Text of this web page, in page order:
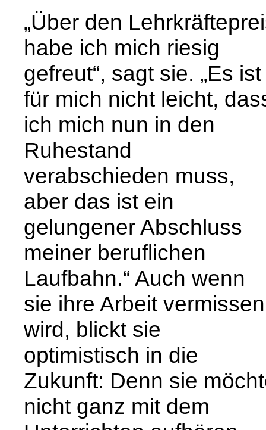
„Über den
habe ich mich riesig
gefreut“, sagt sie. „Es ist
für mich nicht leicht,
ich mich nun in den
Ruhestand
verabschieden muss,
aber das ist ein
gelungener Abschluss
meiner beruflichen
Laufbahn.“ Auch wenn
sie ihre Arbeit vermissen
wird, blickt sie
optimistisch in die
Zukunft: Denn sie
nicht ganz mit dem